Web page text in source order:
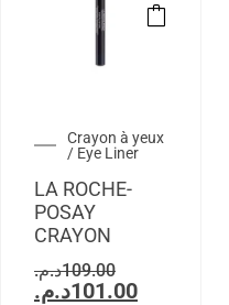
Crayon à yeux
/ Eye Liner
LA ROCHE-
POSAY
CRAYON
109.00د.م.
101.00د.م.